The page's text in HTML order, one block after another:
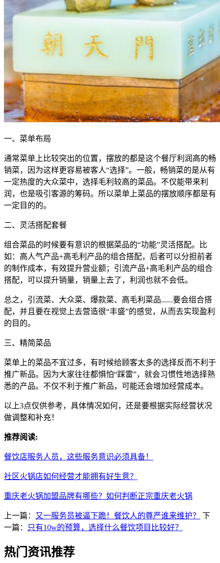
一、菜单布局
通常菜单上比较突出的位置，摆放的都是这个餐厅利润高的畅
销菜，因为这样更容易被客人“选择”。一般，畅销菜的是从有
一定热度的大众菜中，选择毛利较高的菜品。不仅能带来利
润，也是吸引客源的筹码。所以菜单上菜品的摆放顺序都是有
一定目的的。
二、灵活搭配套餐
组合菜品的时候要有意识的根据菜品的“功能”灵活搭配。比
如：高人气产品+高毛利产品的组合搭配，后者可以分担前者
的制作成本，有效提升营业额；引流产品+高毛利产品的组合
搭配，可以提升销量，销量上去了，利润也就不会低。
总之，引流菜、大众菜、爆款菜、高毛利菜品......要会组合搭
配，并且要在视觉上去营造很“丰盛”的感觉，从而去实现盈利
的目的。
三、精简菜品
菜单上的菜品不宜过多，有时候给顾客太多的选择反而不利于
推广新品。因为大家往往都惧怕“踩雷”，就会习惯性地选择熟
悉的产品。不仅不利于推广新品，可能还会增加经营成本。
以上3点仅供参考，具体情况如何，还是要根据实际经营状况
做调整和补充！
推荐阅读:
餐饮店服务人员，这些服务意识必须具备！
社区火锅店如何经营才能拥有好生意？
重庆老火锅加盟品牌有哪些？如何判断正宗重庆老火锅
上一篇： 又一服务员被逼下跪！餐饮人的尊严谁来维护？
下
一篇：
只有10w的预算，选择什么餐饮项目比较好？
热门资讯推荐